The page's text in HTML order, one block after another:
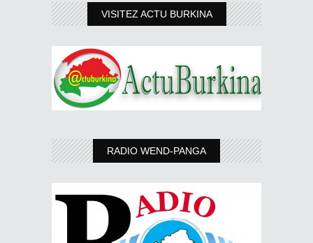
VISITEZ ACTU BURKINA
RADIO WEND-PANGA